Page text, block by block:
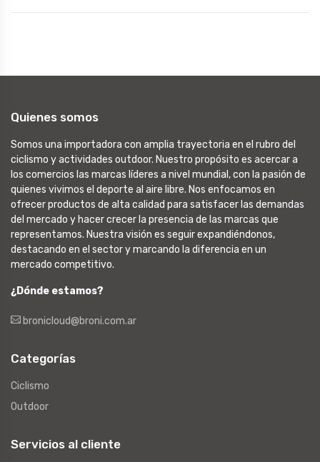
Quienes somos
Somos una importadora con amplia trayectoria en el rubro del
ciclismo y actividades outdoor. Nuestro propósito es acercar a
los comercios las marcas líderes a nivel mundial, con la pasión de
quienes vivimos el deporte al aire libre. Nos enfocamos en
ofrecer productos de alta calidad para satisfacer las demandas
del mercado y hacer crecer la presencia de las marcas que
representamos. Nuestra visión es seguir expandiéndonos,
destacando en el sector y marcando la diferencia en un
mercado competitivo.
¿Dónde estamos?
bronicloud@broni.com.ar
Categorías
Ciclismo
Outdoor
Servicios al cliente